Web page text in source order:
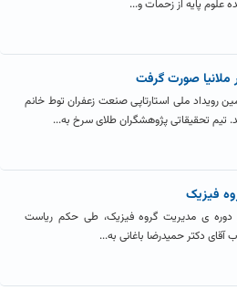
علوم پایه از زحمات و...
ملانیا صورت گرفت
رویداد ملی استارتاپی صنعت زعفران توط خانم
تیم تحقیقاتی پژوهشگران طلای سرخ به...
فیزیک
دوره ی مدیریت گروه فیزیک، طی حکم ریاست
آقای دکتر حمیدرضا باغانی به...